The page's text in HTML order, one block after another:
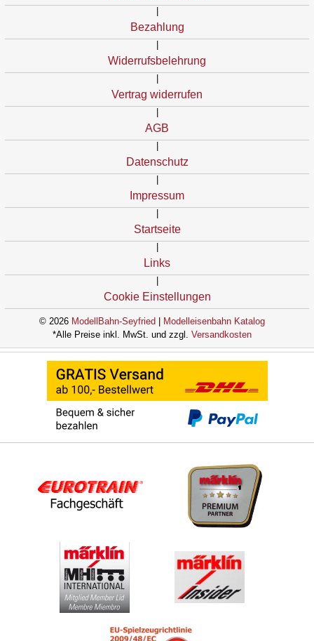
Bezahlung
Widerrufsbelehrung
Vertrag widerrufen
AGB
Datenschutz
Impressum
Startseite
Links
Cookie Einstellungen
© 2026 ModellBahn-Seyfried
Modelleisenbahn Katalog
*Alle Preise inkl. MwSt. und zzgl. Versandkosten